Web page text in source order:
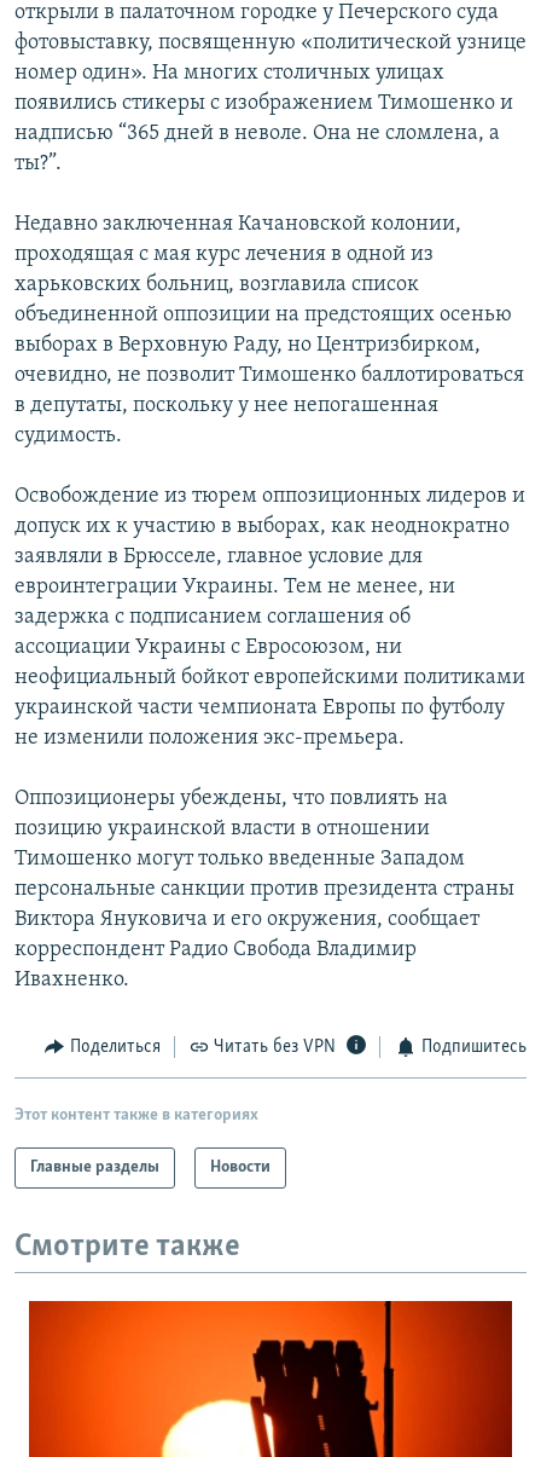
открыли в палаточном городке у Печерского суда
фотовыставку, посвященную «политической узнице
номер один». На многих столичных улицах
появились стикеры с изображением Тимошенко и
надписью “365 дней в неволе. Она не сломлена, а
ты?”.
Недавно заключенная Качановской колонии,
проходящая с мая курс лечения в одной из
харьковских больниц, возглавила список
объединенной оппозиции на предстоящих осенью
выборах в Верховную Раду, но Центризбирком,
очевидно, не позволит Тимошенко баллотироваться
в депутаты, поскольку у нее непогашенная
судимость.
Освобождение из тюрем оппозиционных лидеров и
допуск их к участию в выборах, как неоднократно
заявляли в Брюсселе, главное условие для
евроинтеграции Украины. Тем не менее, ни
задержка с подписанием соглашения об
ассоциации Украины с Евросоюзом, ни
неофициальный бойкот европейскими политиками
украинской части чемпионата Европы по футболу
не изменили положения экс-премьера.
Оппозиционеры убеждены, что повлиять на
позицию украинской власти в отношении
Тимошенко могут только введенные Западом
персональные санкции против президента страны
Виктора Януковича и его окружения, сообщает
корреспондент Радио Свобода Владимир
Ивахненко.
Поделиться Читать без VPN Подпишитесь
Этот контент также в категориях
Главные разделы Новости
Смотрите также